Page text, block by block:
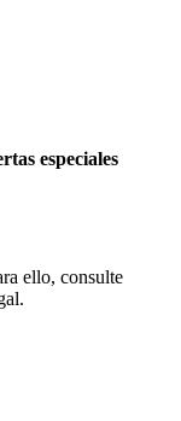
especiales
ello, consulte